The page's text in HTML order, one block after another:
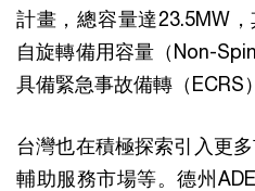
計畫，總容量達23.5MW
自旋轉備用容量（Non-
具備緊急事故備轉（ECRS
台灣也在積極探索引入更
輔助服務市場等。德州